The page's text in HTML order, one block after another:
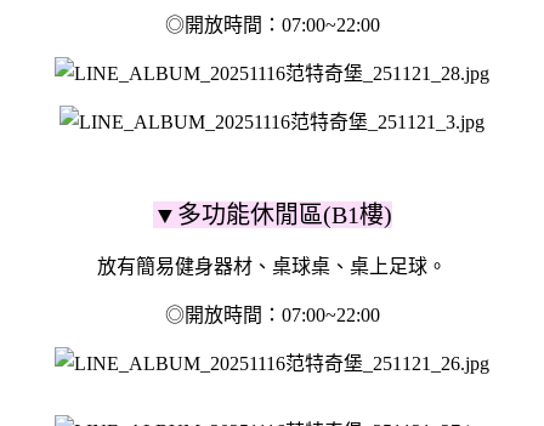
◎開放時間：07:00~22:00
▼多功能休閒區(B1樓)
放有簡易健身器材、桌球桌、桌上足球。
◎開放時間：07:00~22:00